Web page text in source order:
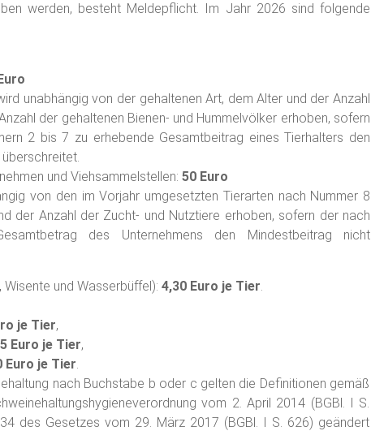
werden, besteht Meldepflicht. Im Jahr 2026 sind folgende
unabhängig von der gehaltenen Art, dem Alter und der Anzahl
der gehaltenen Bienen- und Hummelvölker erhoben, sofern
2 bis 7 zu erhebende Gesamtbeitrag eines Tierhalters den
und Viehsammelstellen: 50 Euro
von den im Vorjahr umgesetzten Tierarten nach Nummer 8
der Anzahl der Zucht- und Nutztiere erhoben, sofern der nach
des Unternehmens den Mindestbeitrag nicht
Wisente und Wasserbüffel): 4,30 Euro je Tier.
je Tier,
Euro je Tier,
Euro je Tier.
nach Buchstabe b oder c gelten die Definitionen gemäß
vom 2. April 2014 (BGBl. I S.
des Gesetzes vom 29. März 2017 (BGBl. I S. 626) geändert